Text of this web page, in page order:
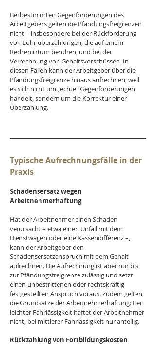
Bei bestimmten Gegenforderungen des
Arbeitgebers gelten die Pfändungsfreigrenzen
nicht – insbesondere bei der Rückforderung
von Lohnüberzahlungen, die auf einem
Rechenirrtum beruhen, und bei der
Verrechnung von Gehaltsvorschüssen. In
diesen Fällen kann der Arbeitgeber über die
Pfändungsfreigrenze hinaus aufrechnen, weil
es sich nicht um „echte" Gegenforderungen
handelt, sondern um die Korrektur einer
Überzahlung.
Typische Aufrechnungsfälle in der
Praxis
Schadensersatz wegen
Arbeitnehmerhaftung
Hat der Arbeitnehmer einen Schaden
verursacht – etwa einen Unfall mit dem
Dienstwagen oder eine Kassendifferenz –,
kann der Arbeitgeber den
Schadensersatzanspruch mit dem Gehalt
aufrechnen. Die Aufrechnung ist aber nur bis
zur Pfändungsfreigrenze zulässig und setzt
einen unbestrittenen oder rechtskräftig
festgestellten Anspruch voraus. Zudem gelten
die Grundsätze der Arbeitnehmerhaftung: Bei
leichter Fahrlässigkeit haftet der Arbeitnehmer
nicht, bei mittlerer Fahrlässigkeit nur anteilig.
Rückzahlung von Fortbildungskosten